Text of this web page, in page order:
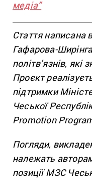
медіа”
Стаття написана
Гафарова-
політв’язнів, які
Проєкт
підтримки
Чеської
Promotion
Погляди,
належать
позиції МЗС